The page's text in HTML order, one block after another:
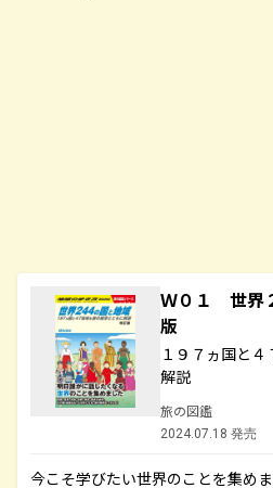
Ｗ０１ 世界
版
１９７ヵ国と
解説
旅の図鑑
2024.07.18 発売
今こそ学びたい世界のことを集め